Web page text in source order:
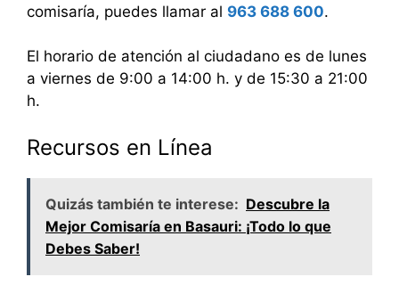
comisaría, puedes llamar al 963 688 600.
El horario de atención al ciudadano es de lunes
a viernes de 9:00 a 14:00 h. y de 15:30 a 21:00
h.
Recursos en Línea
Quizás también te interese: Descubre la
Mejor Comisaría en Basauri: ¡Todo lo que
Debes Saber!